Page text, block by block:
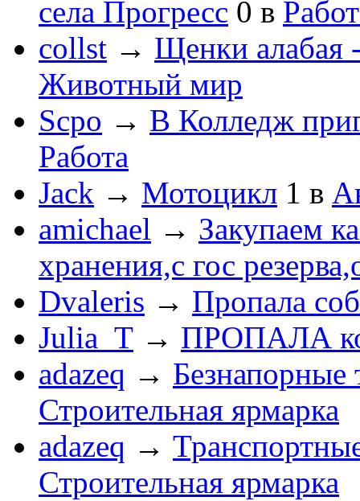
села Прогресс 0 в
collst → Щенки алабая
Животный мир
Scpo → В Колледж
Работа
Jack → Мотоцикл 1 в
amichael → Закупаем
хранения,с гос
Dvaleris → Пропала
Julia_T → ПРОПАЛА
adazeq → Безнапорные
Строительная ярмарка
adazeq →
Строительная ярмарка